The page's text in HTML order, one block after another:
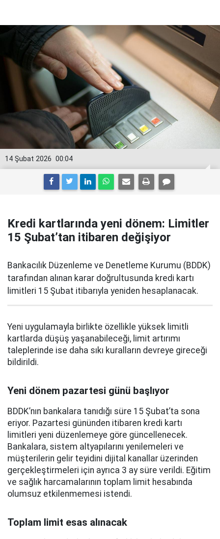
00:04
14 Şubat 2026
Kredi kartlarında yeni dönem: Limitler
15 Şubat’tan itibaren değişiyor
Bankacılık Düzenleme ve Denetleme Kurumu (BDDK)
tarafından alınan karar doğrultusunda kredi kartı
limitleri 15 Şubat itibarıyla yeniden hesaplanacak.
Yeni uygulamayla birlikte özellikle yüksek limitli
kartlarda düşüş yaşanabileceği, limit artırımı
taleplerinde ise daha sıkı kuralların devreye gireceği
bildirildi.
Yeni dönem pazartesi günü başlıyor
BDDK’nın bankalara tanıdığı süre 15 Şubat’ta sona
eriyor. Pazartesi gününden itibaren kredi kartı
limitleri yeni düzenlemeye göre güncellenecek.
Bankalara, sistem altyapılarını yenilemeleri ve
müşterilerin gelir teyidini dijital kanallar üzerinden
gerçekleştirmeleri için ayrıca 3 ay süre verildi. Eğitim
ve sağlık harcamalarının toplam limit hesabında
olumsuz etkilenmemesi istendi.
Toplam limit esas alınacak